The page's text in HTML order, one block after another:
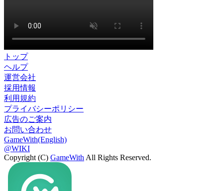
トップ
ヘルプ
運営会社
採用情報
利用規約
プライバシーポリシー
広告のご案内
お問い合わせ
GameWith(English)
@WIKI
Copyright (C) GameWith All Rights Reserved.